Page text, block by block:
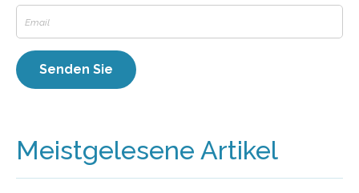
Meistgelesene Artikel